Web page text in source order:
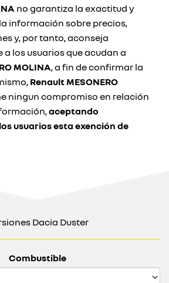
no garantiza la exactitud y
información sobre precios,
y, por tanto, aconseja
los usuarios que acudan a
MOLINA, a fin de confirmar la
Renault MESONERO
ningun compromiso en relación
aceptando
usuarios esta exención de
Dacia Duster
Combustible